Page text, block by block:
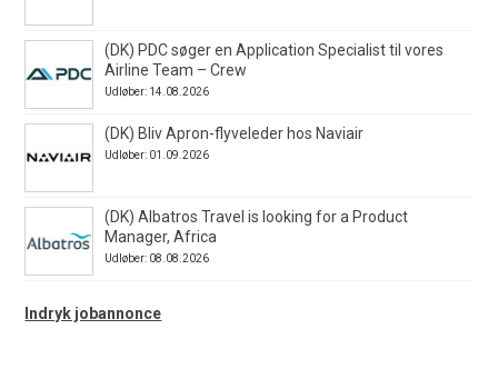
(DK) PDC søger en Application Specialist til vores
Airline Team – Crew
Udløber: 14.08.2026
(DK) Bliv Apron-flyveleder hos Naviair
Udløber: 01.09.2026
(DK) Albatros Travel is looking for a Product
Manager, Africa
Udløber: 08.08.2026
Indryk jobannonce